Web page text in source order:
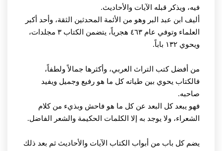
فيه، ويذكر قبله الآيات والأحاديث.
أليف ابن عبد البر وهو من الأئمة المحدثين الثقة، وأحد أكبر
العلماء وتوفي عام ٤٦٣ هجرياً، يتضمن الكتاب ٣ مجلدات،
ويحوي ١٣٢ باباً.
من أفضل كتب التراث العربي، وأكثرها جمالاً ولطفاً،
فالكتاب يحوي بين طياته كل ما هو رفيع وجميل ويفيد
صاحبه.
فهو يبعد كل البعد عن كل ما هو فاحش وبذيء من كلام
الشعراء، ولا يوجد به إلا الكلمات الحكيمة والشعر الفاضل.
يضم كل باب من أبواب الكتاب الآيات والأحاديث ثم بعد ذلك